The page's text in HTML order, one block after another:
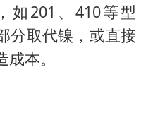
如201、410等型
分取代镍，或直接
本。